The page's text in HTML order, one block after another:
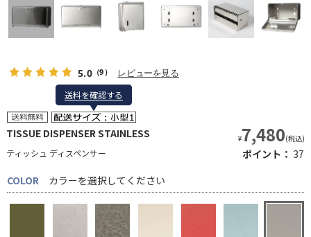
5.0（9） レビューを見る
送料を確認する
送料を確認する
TISSUE DISPENSER STAINLESS
ティッシュ ディスペンサー
¥7,480(税込)
ポイント： 37
COLOR
カラーを選択してください